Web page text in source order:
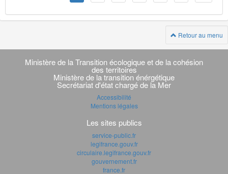
Retour au menu
Navigation
transverse
Ministère de la Transition écologique et de la cohésion
des territoires
Ministère de la transition énérgétique
Secrétariat d'état chargé de la Mer
Accessibilité
Mentions légales
Les sites publics
service-public.fr
legifrance.gouv.fr
circulaire.legifrance.gouv.fr
gouvernement.fr
france.fr